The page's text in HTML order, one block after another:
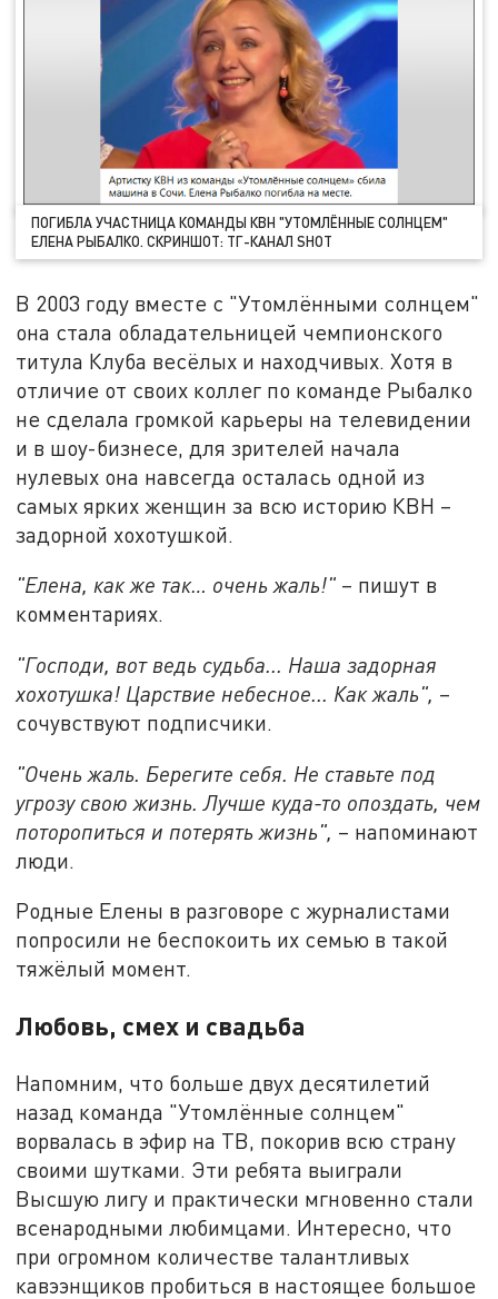
ПОГИБЛА УЧАСТНИЦА КОМАНДЫ КВН "УТОМЛЁННЫЕ СОЛНЦЕМ"
ЕЛЕНА РЫБАЛКО. СКРИНШОТ: ТГ-КАНАЛ SHOT
В 2003 году вместе с "Утомлёнными солнцем"
она стала обладательницей чемпионского
титула Клуба весёлых и находчивых. Хотя в
отличие от своих коллег по команде Рыбалко
не сделала громкой карьеры на телевидении
и в шоу-бизнесе, для зрителей начала
нулевых она навсегда осталась одной из
самых ярких женщин за всю историю КВН –
задорной хохотушкой.
"Елена, как же так… очень жаль!" – пишут в
комментариях.
"Господи, вот ведь судьба... Наша задорная
хохотушка! Царствие небесное... Как жаль", –
сочувствуют подписчики.
"Очень жаль. Берегите себя. Не ставьте под
угрозу свою жизнь. Лучше куда-то опоздать, чем
поторопиться и потерять жизнь", – напоминают
люди.
Родные Елены в разговоре с журналистами
попросили не беспокоить их семью в такой
тяжёлый момент.
Любовь, смех и свадьба
Напомним, что больше двух десятилетий
назад команда "Утомлённые солнцем"
ворвалась в эфир на ТВ, покорив всю страну
своими шутками. Эти ребята выиграли
Высшую лигу и практически мгновенно стали
всенародными любимцами. Интересно, что
при огромном количестве талантливых
кавээнщиков пробиться в настоящее большое